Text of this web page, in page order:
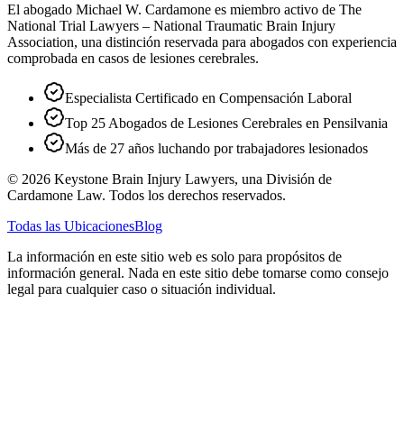
El abogado Michael W. Cardamone es miembro activo de The
National Trial Lawyers – National Traumatic Brain Injury
Association, una distinción reservada para abogados con experiencia
comprobada en casos de lesiones cerebrales.
Especialista Certificado en Compensación Laboral
Top 25 Abogados de Lesiones Cerebrales en Pensilvania
Más de 27 años luchando por trabajadores lesionados
© 2026 Keystone Brain Injury Lawyers, una División de
Cardamone Law. Todos los derechos reservados.
Todas las UbicacionesBlog
La información en este sitio web es solo para propósitos de
información general. Nada en este sitio debe tomarse como consejo
legal para cualquier caso o situación individual.